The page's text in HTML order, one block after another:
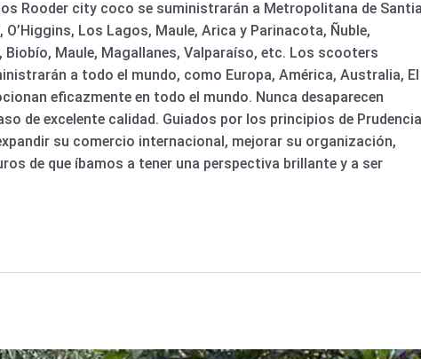
Rooder city coco se suministrarán a Metropolitana de
Los Lagos, Maule, Arica y Parinacota, Ñuble,
Maule, Magallanes, Valparaíso, etc. Los scooters
a todo el mundo, como Europa, América, Australia, El
eficazmente en todo el mundo. Nunca desaparecen
de excelente calidad. Guiados por los principios de
su comercio internacional, mejorar su organización,
de que íbamos a tener una perspectiva brillante y a ser